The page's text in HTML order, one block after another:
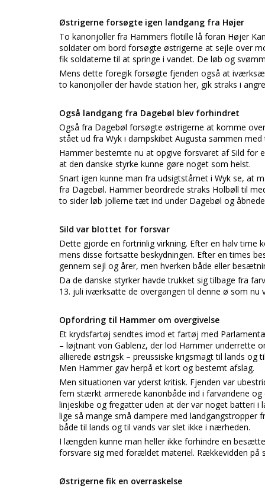
Østrigerne forsøgte igen landgang fra Højer
To kanonjoller fra Hammers flotille lå foran Højer
soldater om bord forsøgte østrigerne at sejle over
fik soldaterne til at springe i vandet. De løb og
Mens dette foregik forsøgte fjenden også at
to kanonjoller der havde station her, gik straks i
Også landgang fra Dagebøl blev forhindret
Også fra Dagebøl forsøgte østrigerne at komme
stået ud fra Wyk i dampskibet Augusta sammen
Hammer bestemte nu at opgive forsvaret af Sild
at den danske styrke kunne gøre noget som helst.
Snart igen kunne man fra udsigtstårnet i Wyk se, at
fra Dagebøl. Hammer beordrede straks Holbøll til
to sider løb jollerne tæt ind under Dagebøl og
Sild var blottet for forsvar
Dette gjorde en fortrinlig virkning. Efter en halv
mens disse fortsatte beskydningen. Efter en times
gennem sejl og årer, men hverken både eller
Da de danske styrker havde trukket sig tilbage fra
13. juli iværksatte de overgangen til denne ø som nu
Opfordring til Hammer om overgivelse
Et krydsfartøj sendtes imod et fartøj med
– løjtnant von Gablenz, der lod Hammer underrette
allierede østrigsk – preussiske krigsmagt til lands og
Men Hammer gav herpå et kort og bestemt afslag.
Men situationen var yderst kritisk. Fjenden var
fem stærkt armerede kanonbåde ind i farvandene
linjeskibe og fregatter uden at der var noget batteri i
lige så mange små dampere med landgangstropper
både til lands og til vands var slet ikke i nærheden.
I længden kunne man heller ikke forhindre en
forsvare sig med forældet materiel. Rækkevidden på
Østrigerne fik en overraskelse